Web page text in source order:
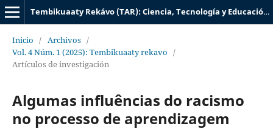
Tembikuaaty Rekávo (TAR): Ciencia, Tecnología y Educación UTIC
Inicio / Archivos /
Vol. 4 Núm. 1 (2025): Tembikuaaty rekavo /
Artículos de investigación
Algumas influências do racismo
no processo de aprendizagem